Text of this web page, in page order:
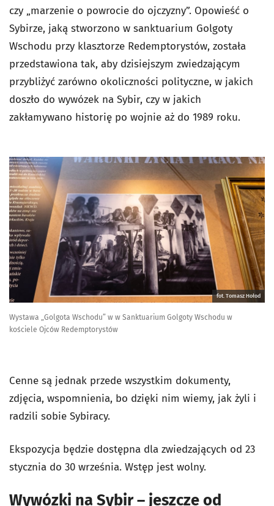
czy „marzenie o powrocie do ojczyzny”. Opowieść o
Sybirze, jaką stworzono w sanktuarium Golgoty
Wschodu przy klasztorze Redemptorystów, została
przedstawiona tak, aby dzisiejszym zwiedzającym
przybliżyć zarówno okoliczności polityczne, w jakich
doszło do wywózek na Sybir, czy w jakich
zakłamywano historię po wojnie aż do 1989 roku.
fot. Tomasz Hołod
Wystawa „Golgota Wschodu” w w Sanktuarium Golgoty Wschodu w
kościele Ojców Redemptorystów
Cenne są jednak przede wszystkim dokumenty,
zdjęcia, wspomnienia, bo dzięki nim wiemy, jak żyli i
radzili sobie Sybiracy.
Ekspozycja będzie dostępna dla zwiedzających od 23
stycznia do 30 września. Wstęp jest wolny.
Wywózki na Sybir – jeszcze od